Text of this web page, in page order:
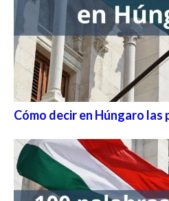
Cómo decir en Húngaro las